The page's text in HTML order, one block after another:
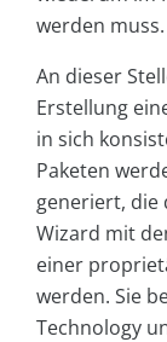
werden muss.
An dieser
Erstellung
in sich
Paketen
generiert, die
Wizard mit
einer
werden. Sie
Technology